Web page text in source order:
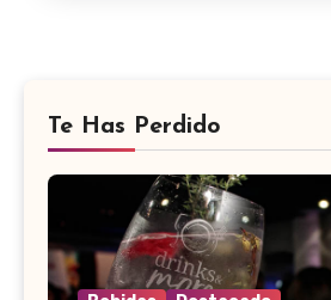
Te Has Perdido